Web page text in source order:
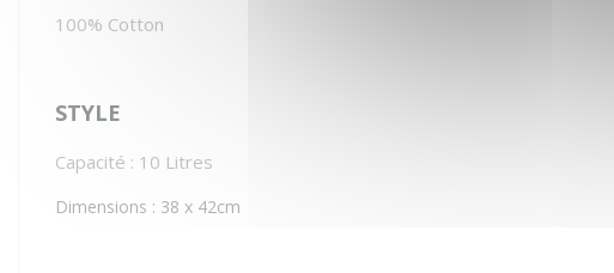
100% Cotton
STYLE
Capacité : 10 Litres
Dimensions : 38 x 42cm